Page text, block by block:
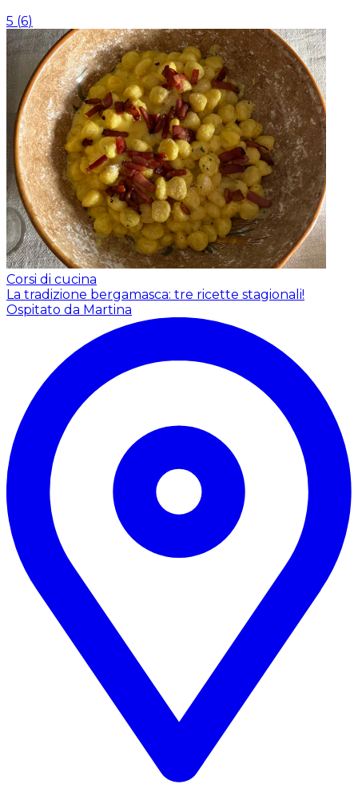
5 (6)
Corsi di cucina
La tradizione bergamasca: tre ricette stagionali!
Ospitato da Martina